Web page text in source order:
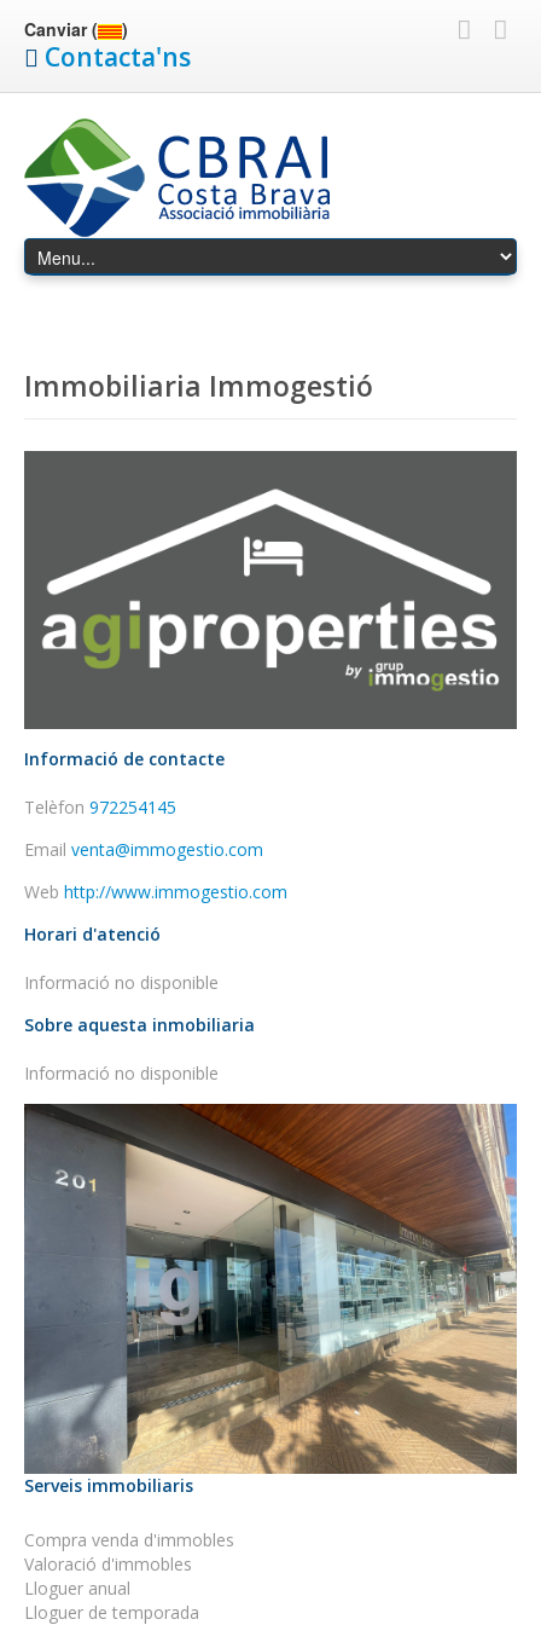
Canviar ( )
Contacta'ns
Immobiliaria Immogestió
Informació de contacte
Telèfon 972254145
Email venta@immogestio.com
Web http://www.immogestio.com
Horari d'atenció
Informació no disponible
Sobre aquesta inmobiliaria
Informació no disponible
Serveis immobiliaris
Compra venda d'immobles
Valoració d'immobles
Lloguer anual
Lloguer de temporada